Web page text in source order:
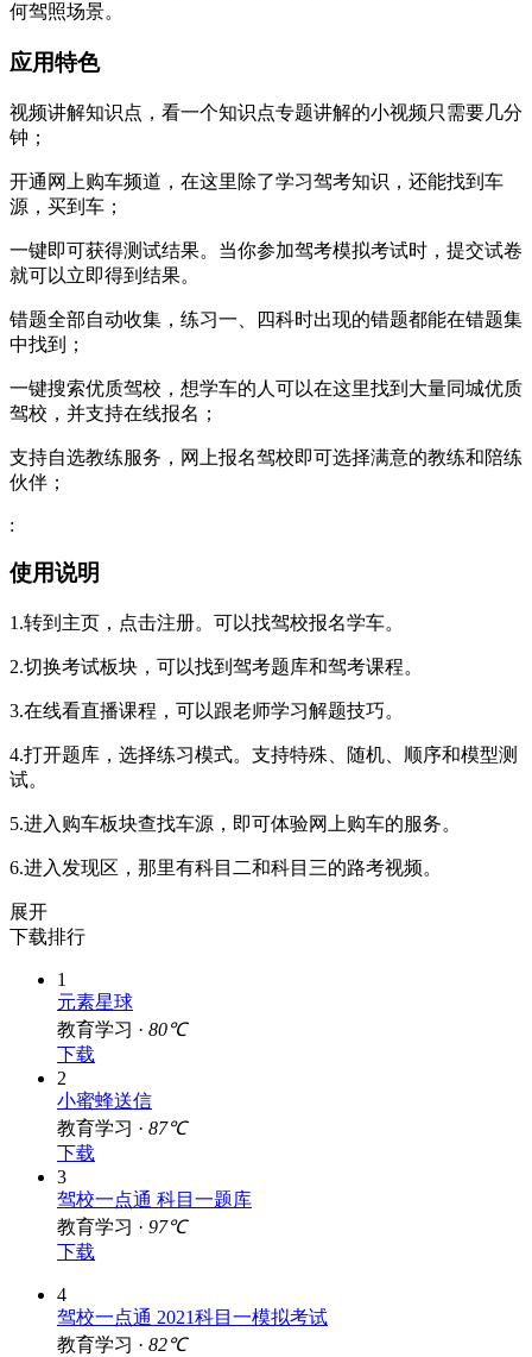
何驾照场景。
应用特色
视频讲解知识点，看一个知识点专题讲解的小视频只需要几分
钟；
开通网上购车频道，在这里除了学习驾考知识，还能找到车
源，买到车；
一键即可获得测试结果。当你参加驾考模拟考试时，提交试卷
就可以立即得到结果。
错题全部自动收集，练习一、四科时出现的错题都能在错题集
中找到；
一键搜索优质驾校，想学车的人可以在这里找到大量同城优质
驾校，并支持在线报名；
支持自选教练服务，网上报名驾校即可选择满意的教练和陪练
伙伴；
:
使用说明
1.转到主页，点击注册。可以找驾校报名学车。
2.切换考试板块，可以找到驾考题库和驾考课程。
3.在线看直播课程，可以跟老师学习解题技巧。
4.打开题库，选择练习模式。支持特殊、随机、顺序和模型测
试。
5.进入购车板块查找车源，即可体验网上购车的服务。
6.进入发现区，那里有科目二和科目三的路考视频。
展开
下载排行
1
元素星球
教育学习 · 80℃
下载
2
小蜜蜂送信
教育学习 · 87℃
下载
3
驾校一点通 科目一题库
教育学习 · 97℃
下载
4
驾校一点通 2021科目一模拟考试
教育学习 · 82℃